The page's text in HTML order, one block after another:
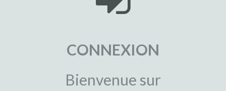
CONNEXION
Bienvenue sur